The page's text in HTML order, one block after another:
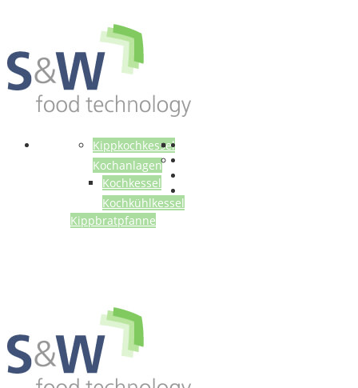
Anlagen
Kippkochkessel
Kochanlagen
Kochkessel
Kochkühlkessel
Kippbratpfanne